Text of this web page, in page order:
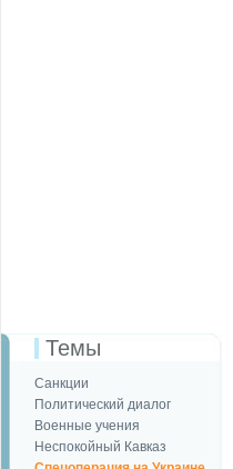
Темы
Санкции
Политический диалог
Военные учения
Неспокойный Кавказ